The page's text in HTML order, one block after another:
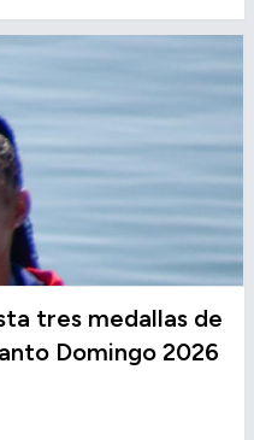
tres medallas de
Domingo 2026